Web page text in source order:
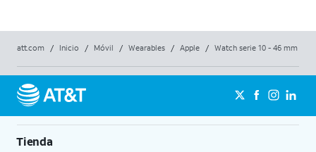
att.com / Inicio / Móvil / Wearables / Apple / Watch serie 10 - 46 mm
Tienda